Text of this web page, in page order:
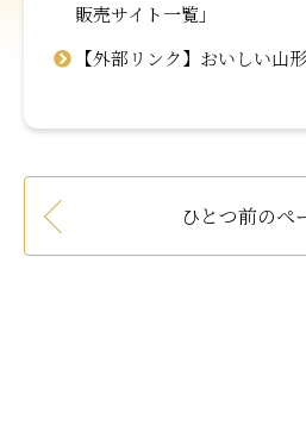
販売サイト一覧」
【外部リンク】おいしい山
ひとつ前のペ